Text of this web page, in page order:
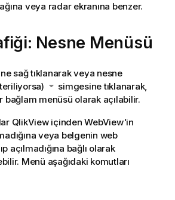
veya radar ekranına benzer.
Nesne Menüsü
sağ tıklanarak veya nesne
simgesine tıklanarak,
bağlam menüsü olarak açılabilir.
QlikView içinden WebView'in
veya belgenin web
açılmadığına bağlı olarak
Menü aşağıdaki komutları